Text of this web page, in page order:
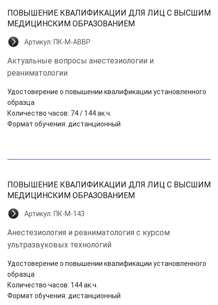
ПОВЫШЕНИЕ КВАЛИФИКАЦИИ ДЛЯ ЛИЦ С ВЫСШИМ
МЕДИЦИНСКИМ ОБРАЗОВАНИЕМ
Артикул: ПК-М-АВВР
Актуальные вопросы анестезиологии и
реаниматологии
Удостоверение о повышении квалификации установленного
образца
Количество часов: 74 / 144 ак.ч.
Формат обучения: дистанционный
ПОВЫШЕНИЕ КВАЛИФИКАЦИИ ДЛЯ ЛИЦ С ВЫСШИМ
МЕДИЦИНСКИМ ОБРАЗОВАНИЕМ
Артикул: ПК-М-143
Анестезиология и реаниматология с курсом
ультразвуковых технологий
Удостоверение о повышении квалификации установленного
образца
Количество часов: 144 ак.ч.
Формат обучения: дистанционный